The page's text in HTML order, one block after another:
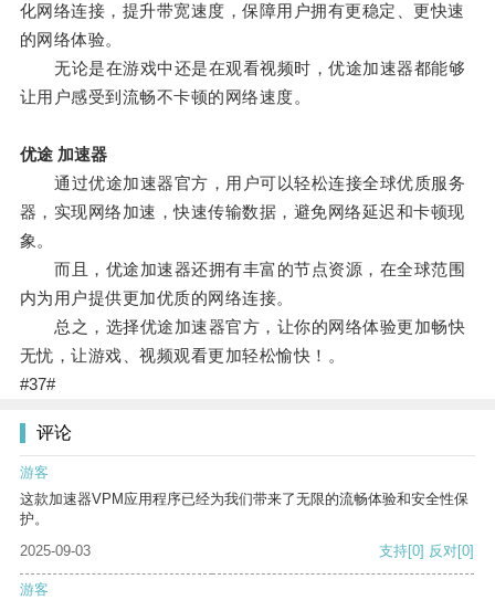
化网络连接，提升带宽速度，保障用户拥有更稳定、更快速
的网络体验。
无论是在游戏中还是在观看视频时，优途加速器都能够
让用户感受到流畅不卡顿的网络速度。
优途 加速器
通过优途加速器官方，用户可以轻松连接全球优质服务
器，实现网络加速，快速传输数据，避免网络延迟和卡顿现
象。
而且，优途加速器还拥有丰富的节点资源，在全球范围
内为用户提供更加优质的网络连接。
总之，选择优途加速器官方，让你的网络体验更加畅快
无忧，让游戏、视频观看更加轻松愉快！。
#37#
评论
游客
这款加速器VPM应用程序已经为我们带来了无限的流畅体验和安全性保
护。
2025-09-03
支持[0] 反对[0]
游客